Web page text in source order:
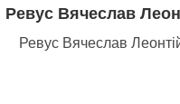
Ревус Вячеслав
Ревус Вячеслав